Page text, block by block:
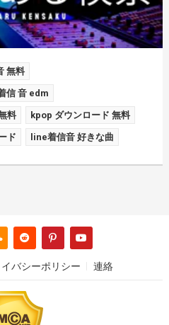
無料
信 音 edm
料 kpop ダウンロード 無料
ド line着信音 好きな曲
バシーポリシー 連絡